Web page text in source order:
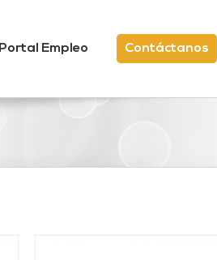
Portal Empleo Contáctanos